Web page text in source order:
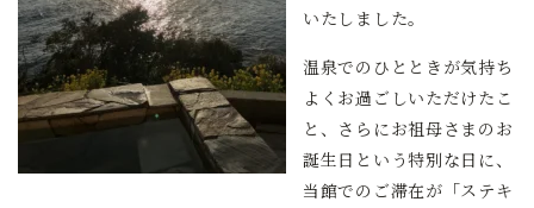
いたしました。
温泉でのひとときが気持ち
よくお過ごしいただけたこ
と、さらにお祖母さまのお
誕生日という特別な日に、
当館でのご滞在が「ステキ